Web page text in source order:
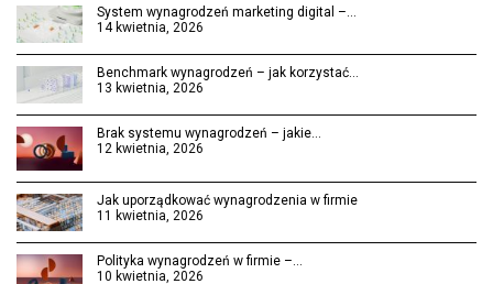
System wynagrodzeń marketing digital –…
14 kwietnia, 2026
Benchmark wynagrodzeń – jak korzystać…
13 kwietnia, 2026
Brak systemu wynagrodzeń – jakie…
12 kwietnia, 2026
Jak uporządkować wynagrodzenia w firmie
11 kwietnia, 2026
Polityka wynagrodzeń w firmie –…
10 kwietnia, 2026